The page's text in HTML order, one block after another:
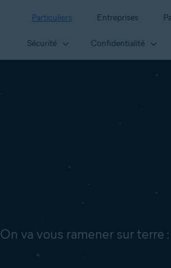
Particuliers Entreprises
Sécurité Confidentialité
On va vous ramener sur